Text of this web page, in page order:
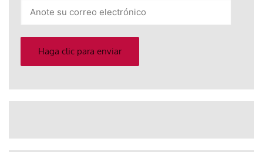
electrónico
Haga clic para enviar